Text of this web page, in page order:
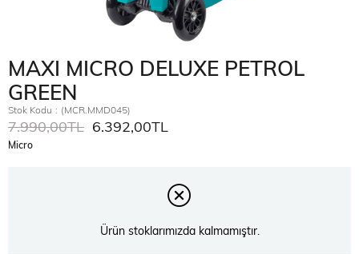
MAXI MICRO DELUXE PETROL
GREEN
Stok Kodu (MCR.MMD045)
7.990,00TL 6.392,00TL
Micro
Ürün stoklarımızda kalmamıştır.